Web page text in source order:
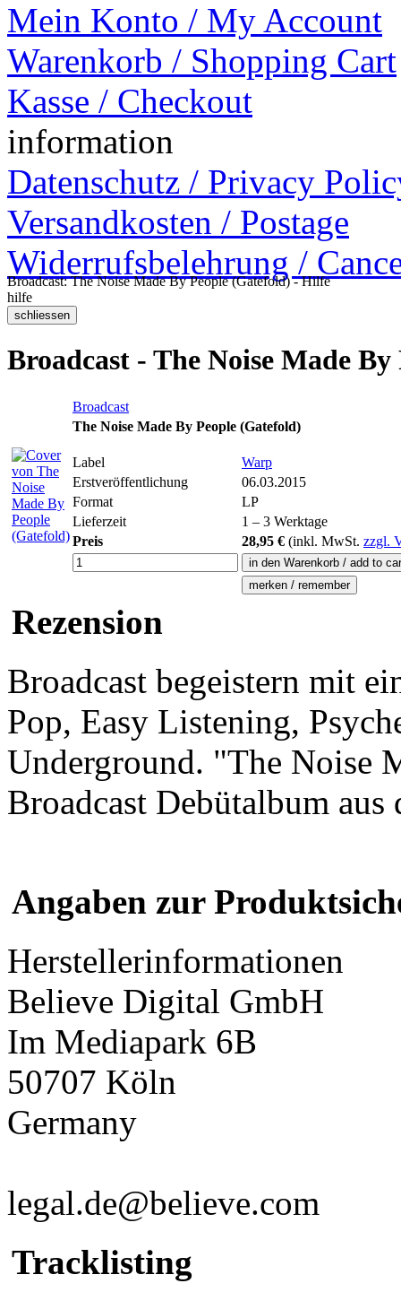
Mein Konto / My Account
Warenkorb / Shopping Cart
Kasse / Checkout
information
Datenschutz / Privacy
Versandkosten / Postage
Widerrufsbelehrung /
Broadcast: The Noise Made By People (Gatefold) - Hilfe
hilfe
Broadcast - The Noise Made
Broadcast
The Noise Made By People (Gatefold)
Label
Warp
Erstveröffentlichung
06.03.2015
Format
LP
Lieferzeit
1 – 3 Werktage
Preis
28,95 € (inkl. MwSt. zzgl.
Rezension
Broadcast begeistern mit
Pop, Easy Listening,
Underground. "The Noise
Broadcast Debütalbum aus
Angaben zur
Herstellerinformationen
Believe Digital GmbH
Im Mediapark 6B
50707 Köln
Germany
legal.de@believe.com
Tracklisting